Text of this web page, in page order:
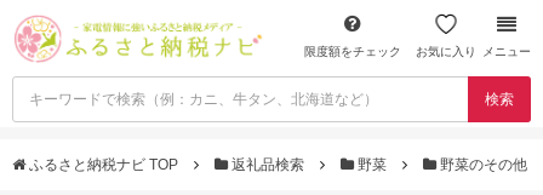
限度額をチェック お気に入り メニュー
検索
ふるさと納税ナビ TOP 返礼品検索 野菜 野菜のその他